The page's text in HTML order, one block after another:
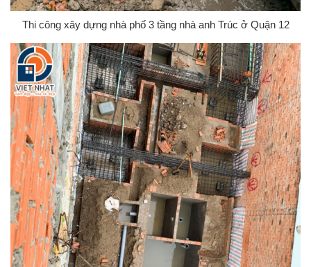
Thi công xây dựng nhà phố 3 tầng nhà anh Trúc ở Quận 12